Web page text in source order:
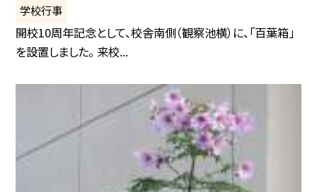
学校行事
開校10周年記念として、校舎南側（観察池横）に、「百葉箱」
を設置しました。 来校...